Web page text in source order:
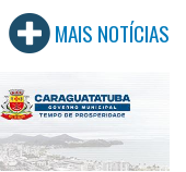
MAIS NOTÍCIAS